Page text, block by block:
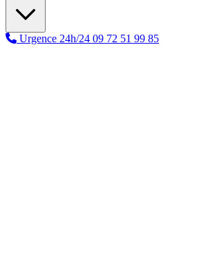
Urgence 24h/24 09 72 51 99 85